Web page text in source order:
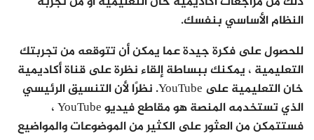
النظام الأساسي بنفسك.
للحصول على فكرة جيدة عما يمكن أن تتوقعه من تجربتك
التعليمية ، يمكنك ببساطة إلقاء نظرة على قناة أكاديمية
خان التعليمية على YouTube. نظرًا لأن التنسيق الرئيسي
الذي تستخدمه المنصة هو مقاطع فيديو YouTube ،
فستتمكن من العثور على الكثير من الموضوعات والمواضيع